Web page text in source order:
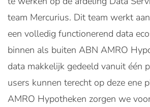
team Mercurius. Dit team werkt
een volledig functionerend data
binnen als buiten ABN AMRO
data makkelijk gedeeld vanuit één
users kunnen terecht op deze ene
AMRO Hypotheken zorgen we